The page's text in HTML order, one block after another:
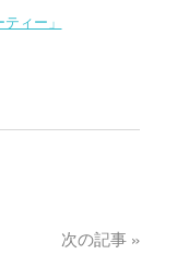
ィー」
次の記事